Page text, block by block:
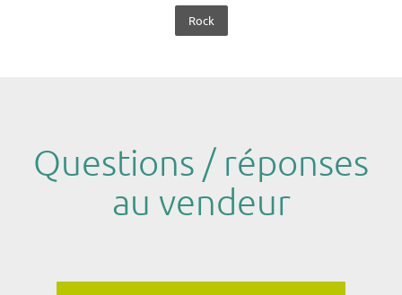
Rock
Questions / réponses
au vendeur